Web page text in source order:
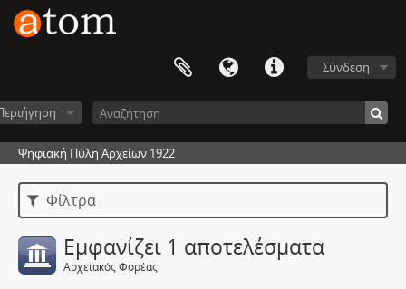
Σύνδεση
Ψηφιακή Πύλη Αρχείων 1922
Φίλτρα
Εμφανίζει 1 αποτελέσματα
Αρχειακός Φορέας